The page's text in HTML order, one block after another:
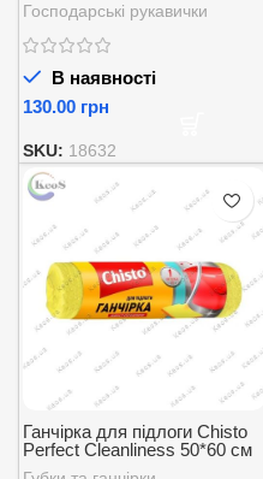
Господарські рукавички
В наявності
грн
SKU: 18632
Ганчірка для підлоги Chisto
Perfect Cleanliness 50*60 см
1 шт